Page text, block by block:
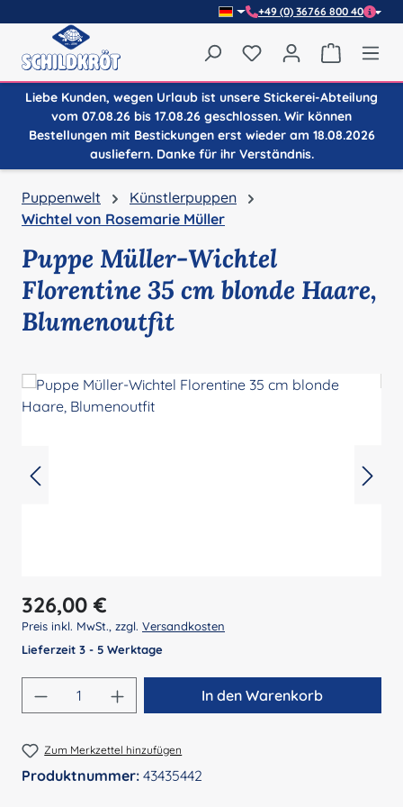
+49 (0) 36766 800 40
Du hast 0 Produkte
Liebe Kunden, wegen Urlaub ist unsere Stickerei-Abteilung
vom 07.08.26 bis 17.08.26 geschlossen. Wir können
Bestellungen mit Bestickungen erst wieder am 18.08.2026
ausliefern. Danke für ihr Verständnis.
Puppenwelt
Künstlerpuppen
Wichtel von Rosemarie Müller
Puppe Müller-Wichtel
Florentine 35 cm blonde Haare,
Blumenoutfit
Regulärer Preis:
326,00 €
Preis inkl. MwSt., zzgl. Versandkosten
Lieferzeit 3 - 5 Werktage
Produkt Anzahl: Gib den gewünschten
In den Warenkorb
Zum Merkzettel hinzufügen
Produktnummer: 43435442